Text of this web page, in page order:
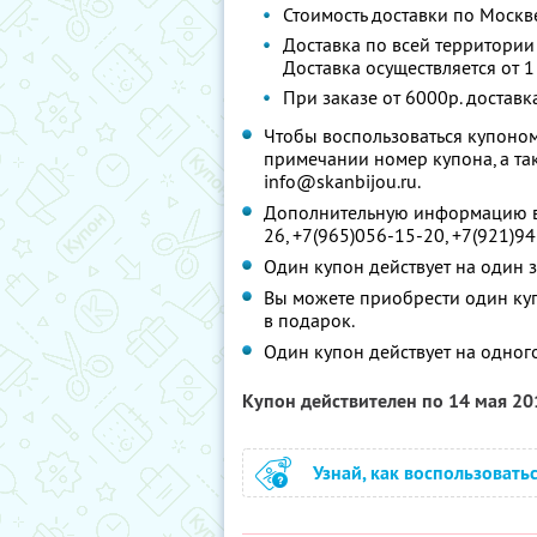
Стоимость доставки по
Доставка по всей
Доставка осуществляется от
При заказе от 6000р.
Чтобы воспользоваться
примечании номер купона, а
info@skanbijou.ru.
Дополнительную информацию
26, +7(965)056-15-20,
Один купон действует на один
Вы можете приобрести один
в подарок.
Один купон действует на
Купон действителен по 14 мая
Узнай, как